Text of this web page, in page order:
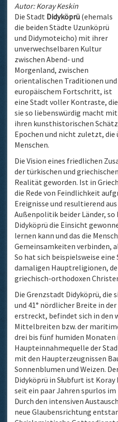
Autor: Koray Keskin
Die Stadt Didyköprü (ehemals
die beiden Städte Uzunköprü
und Didymoteicho) mit ihrer
unverwechselbaren Kultur
zwischen Abend- und
Morgenland, zwischen
orientalischen Traditionen und
europäischem Fortschritt, ist
eine Stadt voller Kontraste, die
sie so liebenswürdig macht mit
ihren kunsthistorischen
Epochen und nicht zuletzt,
Menschen.
Die Vision eines friedlichen
der türkischen und
Realität geworden. Ist in
die Rede von Feindlichkeit
Ereignisse und resultierend
Außenpolitik beider Länder, so
Didyköprü die Einsicht
lernen kann und das die
Gemeinsamkeiten verbinden,
So hat sich beispielsweise eine
damaligen Hauptreligionen,
griechisch-orthodoxen
Die Grenzstadt Didyköprü, die
und 41° nördlicher Breite in
erstreckt, befindet sich in den
Mittelbreiten bzw. der
drei bis fünf humiden Monaten
Haupteinnahmequelle der
mit den Haupterzeugnissen
Sonnenblumen und Weizen.
Didyköprü in Słubfurt ist
seit ein paar Jahren spurlos im
Durch den intensiven
neue Glaubensrichtung